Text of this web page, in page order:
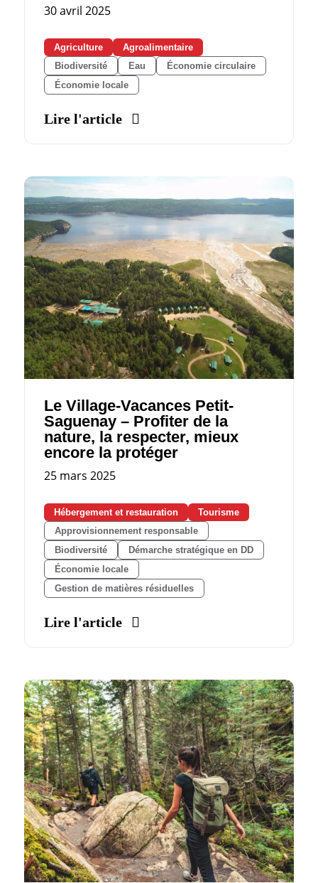
30 avril 2025
Agriculture
Agroalimentaire
Biodiversité
Eau
Économie circulaire
Économie locale
Lire l'article
Le Village-Vacances Petit-
Saguenay – Profiter de la
nature, la respecter, mieux
encore la protéger
25 mars 2025
Hébergement et restauration
Tourisme
Approvisionnement responsable
Biodiversité
Démarche stratégique en DD
Économie locale
Gestion de matières résiduelles
Lire l'article